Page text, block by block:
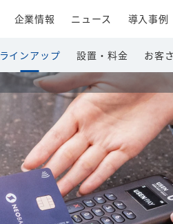
ラインアップ 設置・料金 お客
企業情報 ニュース 導入事例